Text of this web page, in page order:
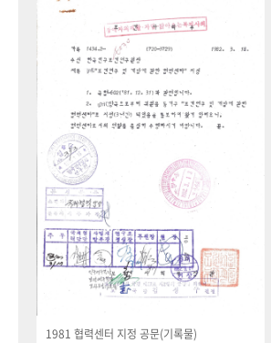
1981 협력센터 지정 공문(기록물)